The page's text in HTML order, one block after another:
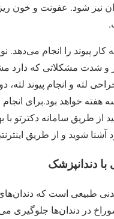
نیز شود. عفونت و خون
پیوند را انجام می‌دهد. نوع
و شدت مشکلاتی که دارد
لثه و انجام پیوند لثه،
هفته خواهد بود.برای
از طریق سامانه دکترتو با
شوید و از طریق
طبیعی است که
در دندان‌ها جلوگیری